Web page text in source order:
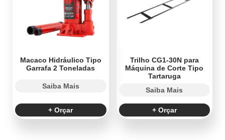
Macaco Hidráulico Tipo
Garrafa 2 Toneladas
Saiba Mais
+ Orçar
Trilho CG1-30N para
Máquina de Corte Tipo
Tartaruga
Saiba Mais
+ Orçar